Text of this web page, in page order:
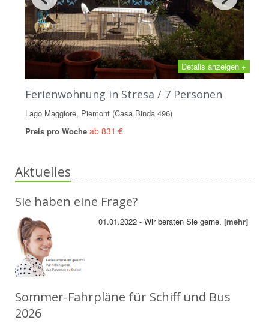
Details anzeigen +
Ferienwohnung in Stresa / 7 Personen
Lago Maggiore, Piemont (Casa Binda 496)
Preis pro Woche ab 831 €
Aktuelles
Sie haben eine Frage?
01.01.2022 - Wir beraten Sie gerne.[mehr]
Sommer-Fahrpläne für Schiff und Bus
2026